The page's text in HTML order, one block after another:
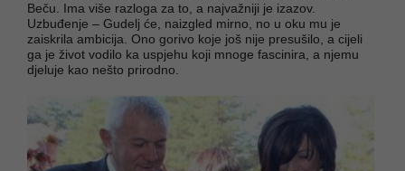
Beču. Ima više razloga za to, a najvažniji je izazov.
Uzbuđenje – Gudelj će, naizgled mirno, no u oku mu je
zaiskrila ambicija. Ono gorivo koje još nije presušilo, a cijeli
ga je život vodilo ka uspjehu koji mnoge fascinira, a njemu
djeluje kao nešto prirodno.